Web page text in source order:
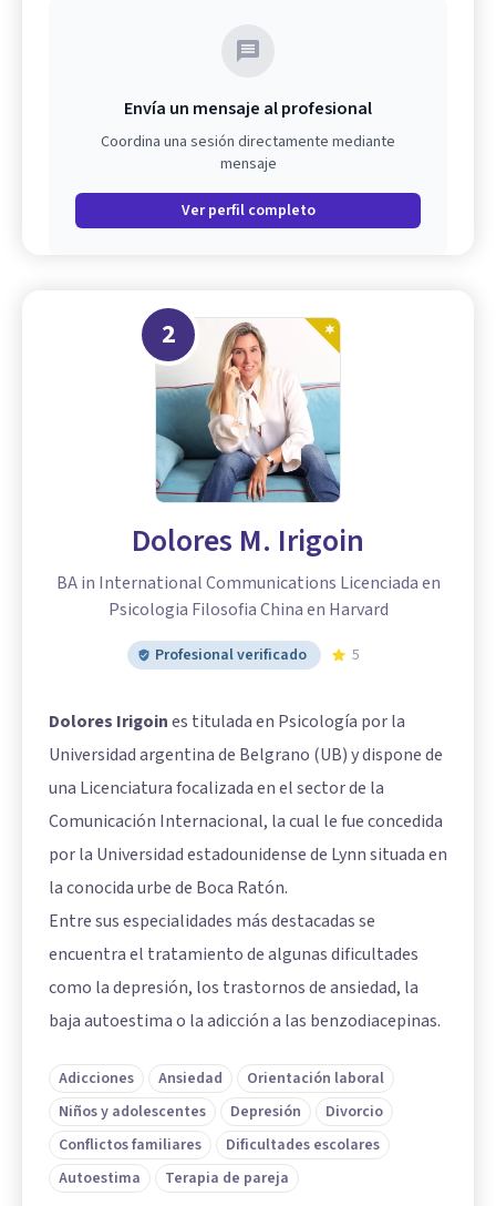
Envía un mensaje al profesional
Coordina una sesión directamente mediante
mensaje
Ver perfil completo
2
Dolores M. Irigoin
BA in International Communications Licenciada en
Psicologia Filosofia China en Harvard
Profesional verificado 5
Dolores Irigoines titulada en Psicología por la
Universidad argentina de Belgrano (UB) y dispone de
una Licenciatura focalizada en el sector de la
Comunicación Internacional, la cual le fue concedida
por la Universidad estadounidense de Lynn situada en
la conocida urbe de Boca Ratón.
Entre sus especialidades más destacadas se
encuentra el tratamiento de algunas dificultades
como la depresión, los trastornos de ansiedad, la
baja autoestima o la adicción a las benzodiacepinas.
Adicciones Ansiedad
Orientación laboral
Niños y adolescentes
Depresión
Divorcio
Conflictos familiares
Dificultades escolares
Autoestima
Terapia de pareja